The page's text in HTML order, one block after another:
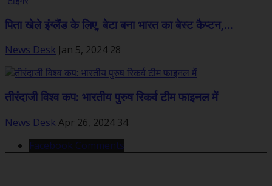
पिता खेले इंग्लैंड के लिए, बेटा बना भारत का बेस्ट कैप्टन,...
News Desk Jan 5, 2024 28
तीरंदाजी विश्व कप: भारतीय पुरुष रिकर्व टीम फाइनल में
News Desk Apr 26, 2024 34
Facebook Comments